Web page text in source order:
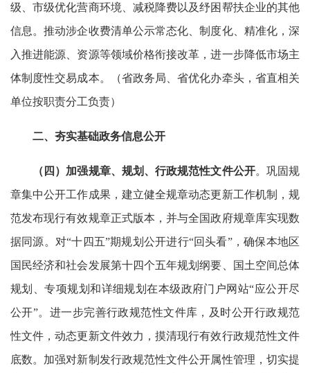
级、市级优化营商环境、减税降费以及纾困帮扶企业的其他
信息。推动涉企收费清单公示常态化、制度化、精准化，深
入推进能源、资源等领域价格衔接改革，进一步降低市场主
体制度性交易成本。（省政务局、省优化办牵头，省直相关
单位按职责分工负责）
二、夯实基础政务信息公开
（四）加强规章、规划、行政规范性文件公开。巩固规
章集中公开工作成果，建立健全规章动态更新工作机制，规
范发布现行有效规章正式版本，并与全国政府规章库实现数
据同源。对“十四五”期规划公开进行“回头看”，确保本地区
国民经济和社会发展第十四个五年规划纲要、国土空间总体
规划、专项规划和详细规划在本级政府门户网站“应公开尽
公开”。进一步完善行政规范性文件库，及时公开行政规范
性文件，动态更新文件效力，摸清现行有效行政规范性文件
底数。加强对新制发行政规范性文件公开属性管理，切实提